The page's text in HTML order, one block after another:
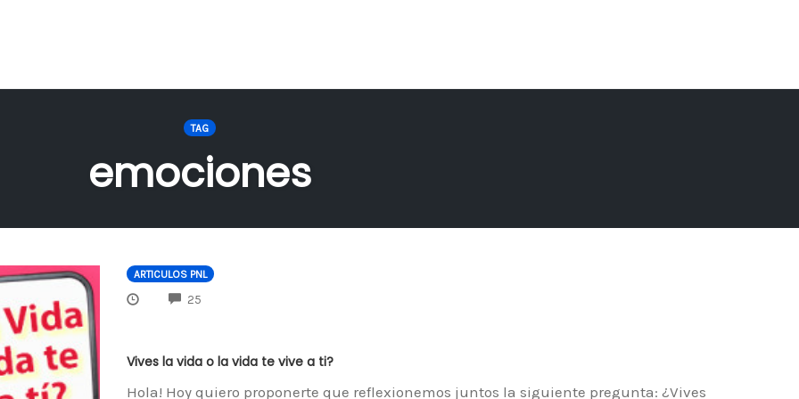
TAG
emociones
ARTICULOS PNL
25
Vives la vida o la vida te vive a ti?
Hola! Hoy quiero proponerte que reflexionemos juntos la siguiente pregunta: ¿Vives